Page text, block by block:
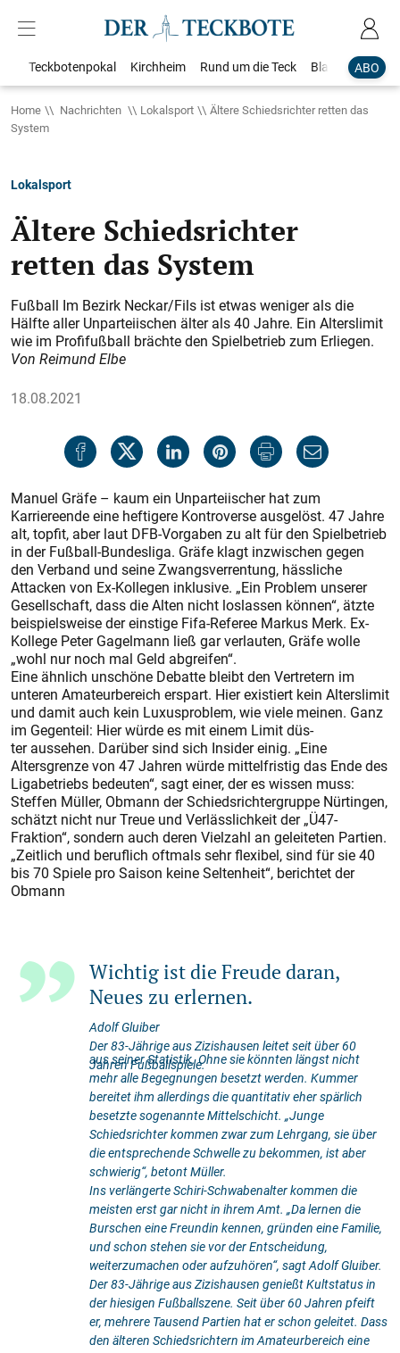
ABO
Teckbotenpokal Kirchheim Rund um die Teck Blaulicht
Home Nachrichten Lokalsport
Ältere Schiedsrichter retten das
System
Lokalsport
Ältere Schiedsrichter
retten das System
Fußball Im Bezirk Neckar/Fils ist etwas weniger als die
Hälfte aller Unparteiischen älter als 40 Jahre. Ein Alterslimit
wie im Profifußball brächte den Spielbetrieb zum Erliegen.
Von Reimund Elbe
18.08.2021
Manuel Gräfe – kaum ein Unparteiischer hat zum
Karriereende eine heftigere Kontroverse ausgelöst. 47 Jahre
alt, topfit, aber laut DFB-Vorgaben zu alt für den Spielbetrieb
in der Fußball-Bundesliga. Gräfe klagt inzwischen gegen
den Verband und seine Zwangsverrentung, hässliche
Attacken von Ex-Kollegen inklusive. „Ein Problem unserer
Gesellschaft, dass die Alten nicht loslassen können“, ätzte
beispielsweise der einstige Fifa-Referee Markus Merk. Ex-
Kollege Peter Gagelmann ließ gar verlauten, Gräfe wolle
„wohl nur noch mal Geld abgreifen“.
Eine ähnlich unschöne Debatte bleibt den Vertretern im
unteren Amateurbereich erspart. Hier existiert kein Alterslimit
und damit auch kein Luxusproblem, wie viele meinen. Ganz
im Gegenteil: Hier würde es mit einem Limit düs-
ter aussehen. Darüber sind sich Insider einig. „Eine
Altersgrenze von 47 Jahren würde mittelfristig das Ende des
Ligabetriebs bedeuten“, sagt einer, der es wissen muss:
Steffen Müller, Obmann der Schiedsrichtergruppe Nürtingen,
schätzt nicht nur Treue und Verlässlichkeit der „Ü47-
Fraktion“, sondern auch deren Vielzahl an geleiteten Partien.
„Zeitlich und beruflich oftmals sehr flexibel, sind für sie 40
bis 70 Spiele pro Saison keine Seltenheit“, berichtet der
Obmann
Wichtig ist die Freude daran,
Neues zu erlernen.
Adolf Gluiber
Der 83-Jährige aus Zizishausen leitet seit über 60
Jahren Fußballspiele.
aus seiner Statistik. Ohne sie könnten längst nicht
mehr alle Begegnungen besetzt werden. Kummer
bereitet ihm allerdings die quantitativ eher spärlich
besetzte sogenannte Mittelschicht. „Junge
Schiedsrichter kommen zwar zum Lehrgang, sie über
die entsprechende Schwelle zu bekommen, ist aber
schwierig“, betont Müller.
Ins verlängerte Schiri-Schwabenalter kommen die
meisten erst gar nicht in ihrem Amt. „Da lernen die
Burschen eine Freundin kennen, gründen eine Familie,
und schon stehen sie vor der Entscheidung,
weiterzumachen oder aufzuhören“, sagt Adolf Gluiber.
Der 83-Jährige aus Zizishausen genießt Kultstatus in
der hiesigen Fußballszene. Seit über 60 Jahren pfeift
er, mehrere Tausend Partien hat er schon geleitet. Dass
den älteren Schiedsrichtern im Amateurbereich eine